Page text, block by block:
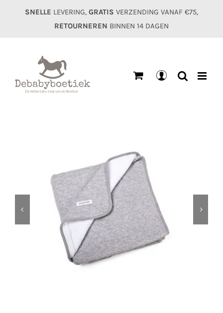
SNELLE LEVERING, GRATIS VERZENDING VANAF €75,
RETOURNEREN BINNEN 14 DAGEN